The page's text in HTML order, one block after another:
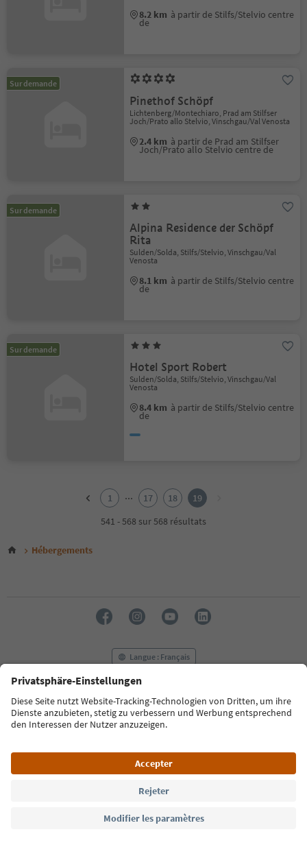
8.2 km à partir de Stilfs/Stelvio centre
de
Sur demande
Pinethof Schöpf
Lichtenberg/Montechiaro, Prad am Stilfser
Joch/Prato allo Stelvio, Vinschgau/Val Venosta
2.4 km à partir de Prad am Stilfser
Joch/Prato allo Stelvio centre de
Sur demande
Alpina Residence der Schöpf
Rita
Sulden/Solda, Stilfs/Stelvio, Vinschgau/Val
Venosta
8.1 km à partir de Stilfs/Stelvio centre
de
Sur demande
Hotel Sport Robert
Sulden/Solda, Stilfs/Stelvio, Vinschgau/Val
Venosta
8.4 km à partir de Stilfs/Stelvio centre
de
6
16
17
18
19
1 ... 17 18
19
541 - 568 sur 568 résultats
Hébergements
Langue : Français
FAQ Contactez-nous Presse
MICE
Politique de confidentialité
Conditions générales
Empreinte
Déclaration d’accessibilité South Tyrol B2B
© 2026 IDM Südtirol